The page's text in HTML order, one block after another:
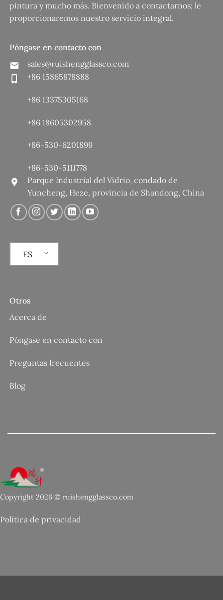
pintura y mucho más. Bienvenido a contactarnos; le
proporcionaremos nuestro servicio integral.
Póngase en contacto con
sales@ruishengglassco.com
+86 15865878888
+86 13375305168
+86 18605302958
+86-530-6201899
+86-530-5111778
Parque Industrial del Vidrio, condado de
Yuncheng, Heze, provincia de Shandong, China
ES
Otros
Acerca de
Póngase en contacto con
Preguntas frecuentes
Blog
Copyright 2026 © ruishengglassco.com
Política de privacidad